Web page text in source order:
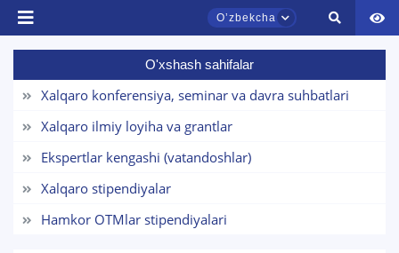
Oʼzbekcha
O'xshash sahifalar
Xalqaro konferensiya, seminar va davra suhbatlari
Xalqaro ilmiy loyiha va grantlar
Ekspertlar kengashi (vatandoshlar)
Xalqaro stipendiyalar
Hamkor OTMlar stipendiyalari
TDYU qabul murojaatlari chati
Onlayn
Assalomu alaykum! TDYU qabul murojaatlari
chatiga xush kelibsiz.
Qabul bo'yicha murojaatlaringizni ushbu